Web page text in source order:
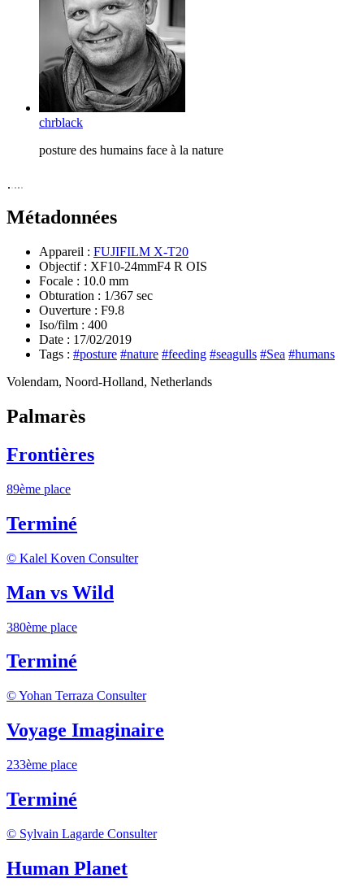
chrblack
posture des humains face à la nature
Métadonnées
Appareil : FUJIFILM X-T20
Objectif : XF10-24mmF4 R OIS
Focale : 10.0 mm
Obturation : 1/367 sec
Ouverture : F9.8
Iso/film : 400
Date : 17/02/2019
Tags : #posture #nature #feeding #seagulls #Sea #humans
Volendam, Noord-Holland, Netherlands
Palmarès
Frontières
89ème place
Terminé
© Kalel Koven Consulter
Man vs Wild
380ème place
Terminé
© Yohan Terraza Consulter
Voyage Imaginaire
233ème place
Terminé
© Sylvain Lagarde Consulter
Human Planet